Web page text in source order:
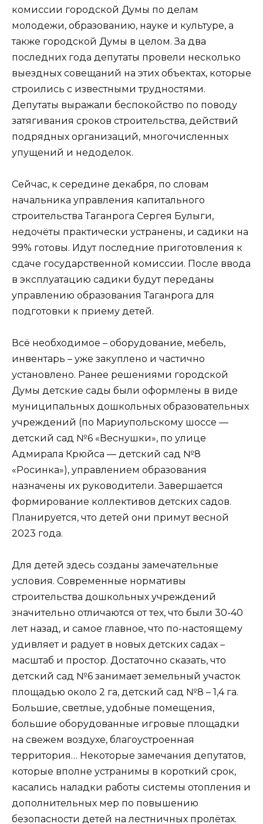
комиссии городской Думы по делам
молодежи, образованию, науке и культуре, а
также городской Думы в целом. За два
последних года депутаты провели несколько
выездных совещаний на этих объектах, которые
строились с известными трудностями.
Депутаты выражали беспокойство по поводу
затягивания сроков строительства, действий
подрядных организаций, многочисленных
упущений и недоделок.
Сейчас, к середине декабря, по словам
начальника управления капитального
строительства Таганрога Сергея Булыги,
недочёты практически устранены, и садики на
99% готовы. Идут последние приготовления к
сдаче государственной комиссии. После ввода
в эксплуатацию садики будут переданы
управлению образования Таганрога для
подготовки к приему детей.
Всё необходимое – оборудование, мебель,
инвентарь – уже закуплено и частично
установлено. Ранее решениями городской
Думы детские сады были оформлены в виде
муниципальных дошкольных образовательных
учреждений (по Мариупольскому шоссе —
детский сад №6 «Веснушки», по улице
Адмирала Крюйса — детский сад №8
«Росинка»), управлением образования
назначены их руководители. Завершается
формирование коллективов детских садов.
Планируется, что детей они примут весной
2023 года.
Для детей здесь созданы замечательные
условия. Современные нормативы
строительства дошкольных учреждений
значительно отличаются от тех, что были 30-40
лет назад, и самое главное, что по-настоящему
удивляет и радует в новых детских садах –
масштаб и простор. Достаточно сказать, что
детский сад №6 занимает земельный участок
площадью около 2 га, детский сад №8 – 1,4 га.
Большие, светлые, удобные помещения,
большие оборудованные игровые площадки
на свежем воздухе, благоустроенная
территория… Некоторые замечания депутатов,
которые вполне устранимы в короткий срок,
касались наладки работы системы отопления и
дополнительных мер по повышению
безопасности детей на лестничных пролётах.